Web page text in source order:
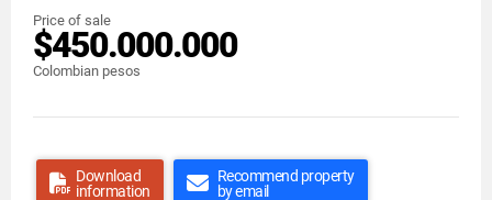
Price of sale
$450.000.000
Colombian pesos
Download
information
Recommend property
by email